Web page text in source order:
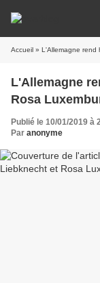
Accueil » L'Allemagne rend
L'Allemagne
Rosa
Publié le 10/01/2019 à
Par anonyme